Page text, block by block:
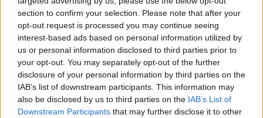
section to confirm your selection. Please note that after your
opt-out request is processed you may continue seeing
interest-based ads based on personal information utilized by
us or personal information disclosed to third parties prior to
your opt-out. You may separately opt-out of the further
disclosure of your personal information by third parties on the
IAB’s list of downstream participants. This information may
also be disclosed by us to third parties on the IAB’s List of
Downstream Participants that may further disclose it to other
Εικόνα από το σημείο (ΛΕΩΝΙΔΑΣ ΤΖΕΚΑΣ/EUROKINISSI)
Κατά τη διάρκεια τωνως άνω
απαγορεύσεων, η κυκλοφορία των οχημάτων